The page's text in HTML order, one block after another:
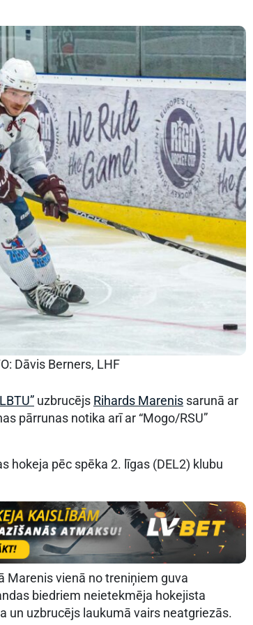
Dāvis Berners, LHF
uzbrucējs Rihards Marenis sarunā ar
pārrunas notika arī ar “Mogo/RSU”
hokeja pēc spēka 2. līgas (DEL2) klubu
vienā no treniņiem guva
biedriem neietekmēja hokejista
un uzbrucējs laukumā vairs neatgriezās.